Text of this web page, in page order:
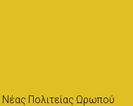
Πολιτείας Ωρωπού